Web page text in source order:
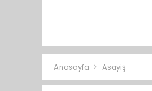
Anasayfa Asayiş